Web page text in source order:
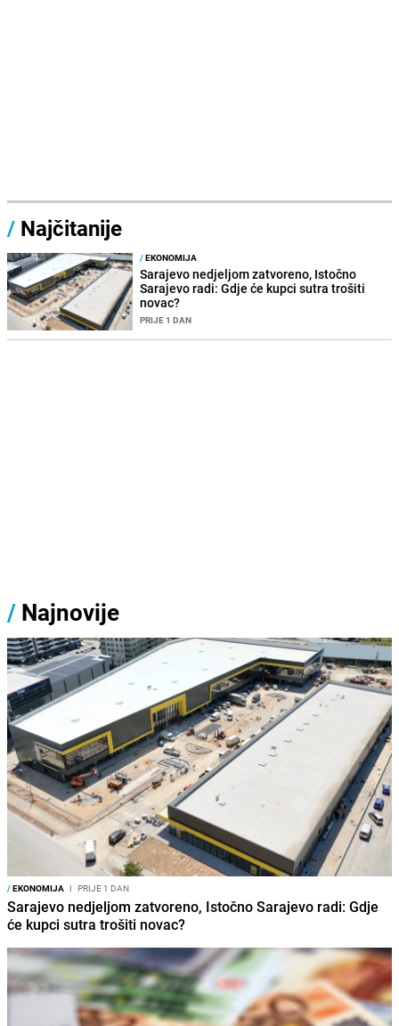
/ Najčitanije
/EKONOMIJA
Sarajevo nedjeljom zatvoreno, Istočno
Sarajevo radi: Gdje će kupci sutra trošiti
novac?
PRIJE 1 DAN
/ Najnovije
/EKONOMIJA I PRIJE 1 DAN
Sarajevo nedjeljom zatvoreno, Istočno Sarajevo radi: Gdje
će kupci sutra trošiti novac?